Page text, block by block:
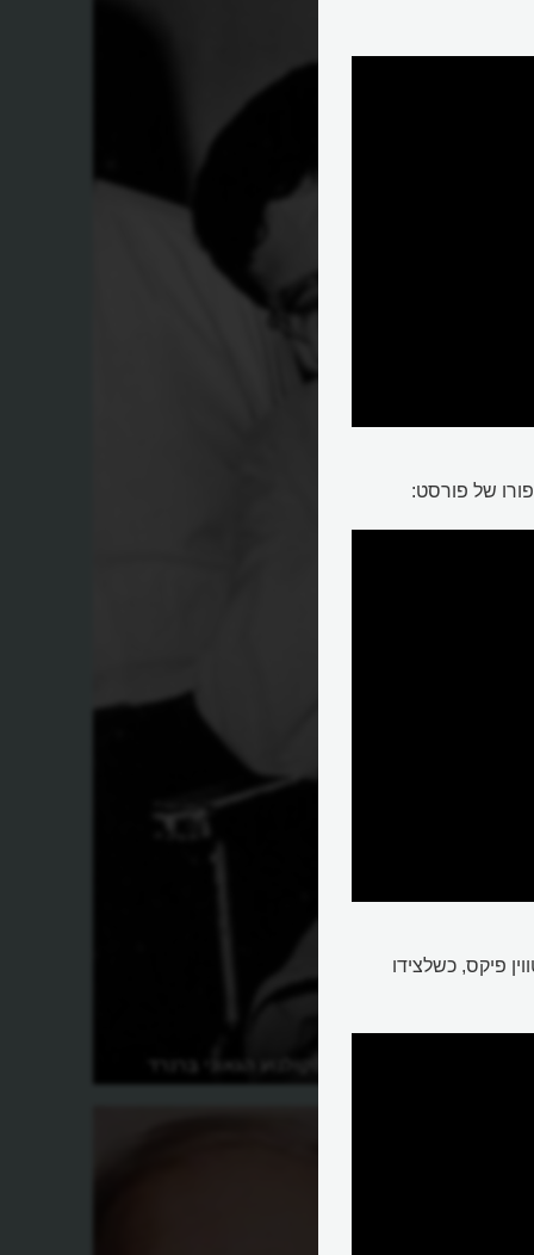
מי היה מלחין הקולנוע הגאוני ברנרד
של פורסט:
פיקס, כשלצידו